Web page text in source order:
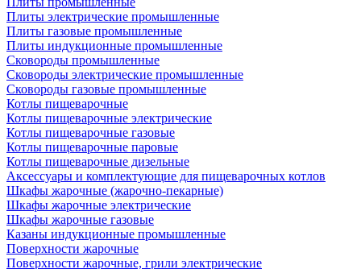
Плиты электрические промышленные
Плиты газовые промышленные
Плиты индукционные промышленные
Сковороды промышленные
Сковороды электрические промышленные
Сковороды газовые промышленные
Котлы пищеварочные
Котлы пищеварочные электрические
Котлы пищеварочные газовые
Котлы пищеварочные паровые
Котлы пищеварочные дизельные
Аксессуары и комплектующие для пищеварочных котлов
Шкафы жарочные (жарочно-пекарные)
Шкафы жарочные электрические
Шкафы жарочные газовые
Казаны индукционные промышленные
Поверхности жарочные
Поверхности жарочные, грили электрические